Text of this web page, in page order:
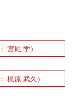
宮尾 学）
梶原 武久）